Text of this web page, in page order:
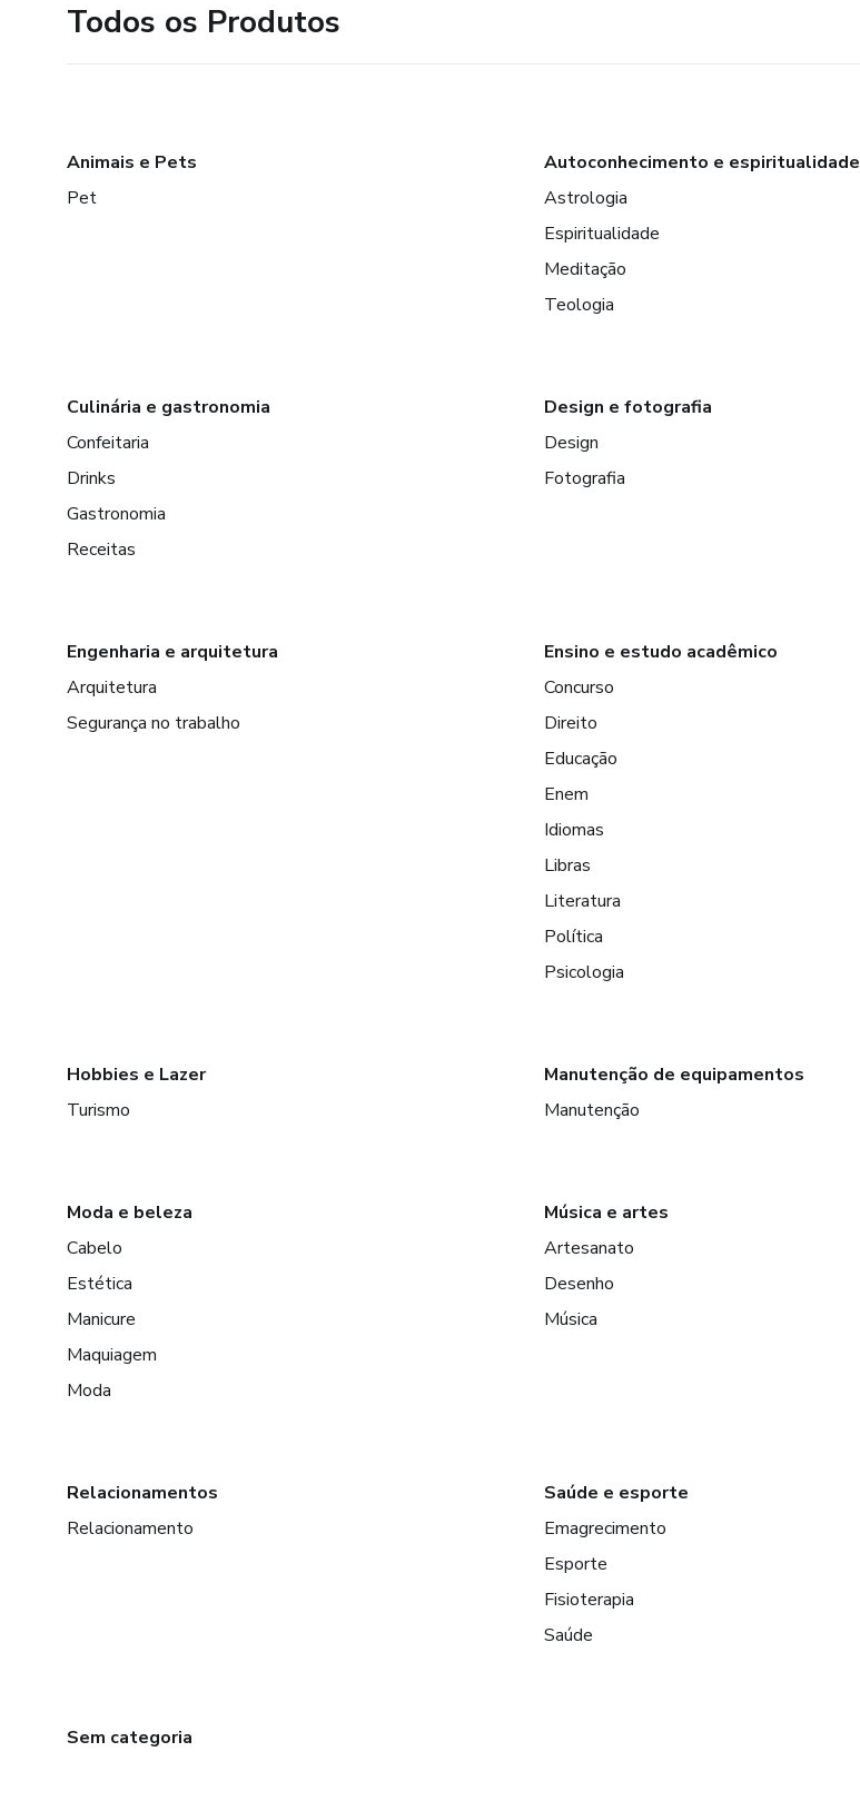
Todos os Produtos
Animais e Pets
Pet
Autoconhecimento e espiritualidade
Astrologia
Espiritualidade
Meditação
Teologia
Culinária e gastronomia
Confeitaria
Drinks
Gastronomia
Receitas
Design e fotografia
Design
Fotografia
Engenharia e arquitetura
Arquitetura
Segurança no trabalho
Ensino e estudo acadêmico
Concurso
Direito
Educação
Enem
Idiomas
Libras
Literatura
Política
Psicologia
Hobbies e Lazer
Turismo
Manutenção de equipamentos
Manutenção
Moda e beleza
Cabelo
Estética
Manicure
Maquiagem
Moda
Música e artes
Artesanato
Desenho
Música
Relacionamentos
Relacionamento
Saúde e esporte
Emagrecimento
Esporte
Fisioterapia
Saúde
Sem categoria